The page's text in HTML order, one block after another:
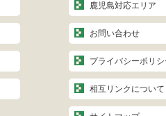
鹿児島対応エリア
お問い合わせ
プライバシーポリシ
相互リンクについて